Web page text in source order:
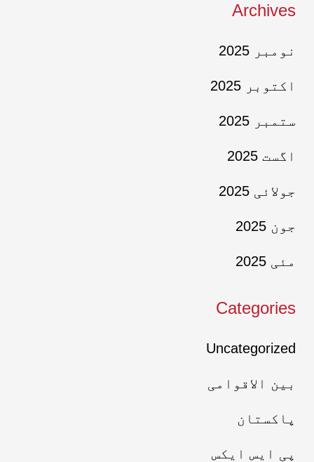
Archives
نومبر 2025
اکتوبر 2025
ستمبر 2025
اگست 2025
جولائی 2025
جون 2025
مئی 2025
Categories
Uncategorized
بین الاقوامی
پاکستان
پی ایس ایکس